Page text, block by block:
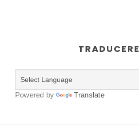
TRADUCERE
Powered by Translate